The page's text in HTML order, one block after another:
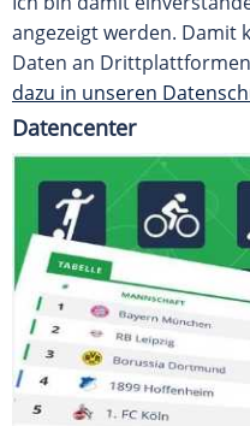
angezeigt werden. Damit
Daten an
dazu in unseren
Datencenter